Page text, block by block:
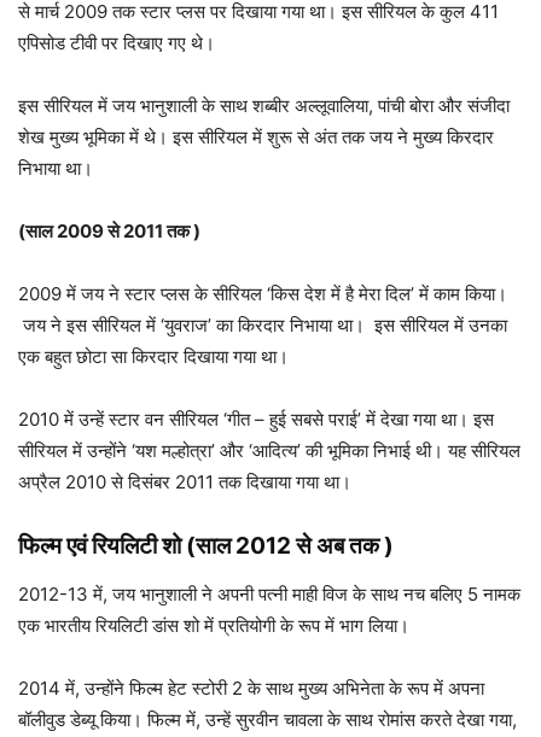
से मार्च 2009 तक स्टार प्लस पर दिखाया गया था। इस सीरियल के कुल 411
एपिसोड टीवी पर दिखाए गए थे।
इस सीरियल में जय भानुशाली के साथ शब्बीर अल्लूवालिया, पांची बोरा और संजीदा
शेख मुख्य भूमिका में थे। इस सीरियल में शुरू से अंत तक जय ने मुख्य किरदार
निभाया था।
(साल 2009 से 2011 तक )
2009 में जय ने स्टार प्लस के सीरियल ‘किस देश में है मेरा दिल’ में काम किया।
जय ने इस सीरियल में ‘युवराज’ का किरदार निभाया था। इस सीरियल में उनका
एक बहुत छोटा सा किरदार दिखाया गया था।
2010 में उन्हें स्टार वन सीरियल ‘गीत – हुई सबसे पराई’में देखा गया था। इस
सीरियल में उन्होंने ‘यश मल्होत्रा’ और ‘आदित्य’ की भूमिका निभाई थी। यह सीरियल
अप्रैल 2010 से दिसंबर 2011 तक दिखाया गया था।
फिल्म एवं रियलिटी शो (साल 2012 से अब तक )
2012-13 में, जय भानुशाली ने अपनी पत्नी माही विज के साथ नच बलिए 5 नामक
एक भारतीय रियलिटी डांस शो में प्रतियोगी के रूप में भाग लिया।
2014 में, उन्होंने फिल्म हेट स्टोरी 2 के साथ मुख्य अभिनेता के रूप में अपना
बॉलीवुड डेब्यू किया। फिल्म में, उन्हें सुरवीन चावला के साथ रोमांस करते देखा गया,